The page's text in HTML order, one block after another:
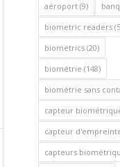
aéroport (9)
biometric readers
biometrics (20)
biométrie (148)
biométrie sans
capteur
capteur
capteurs